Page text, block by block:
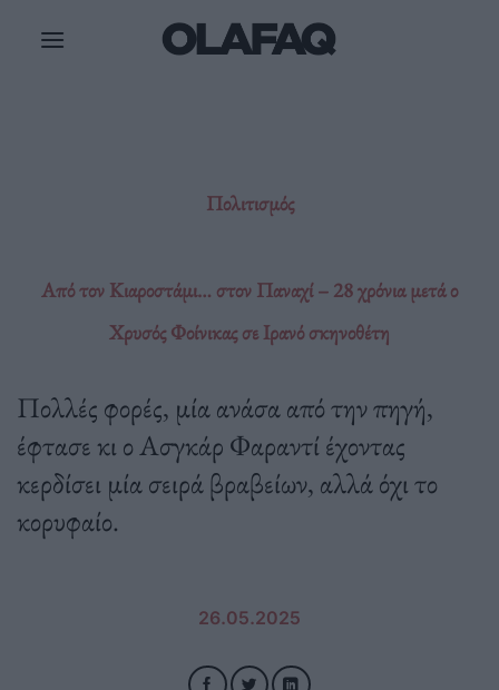
Πολιτισμός
Από τον Κιαροστάμι… στον Παναχί – 28 χρόνια μετά ο
Χρυσός Φοίνικας σε Ιρανό σκηνοθέτη
Πολλές φορές, μία ανάσα από την πηγή,
έφτασε κι ο Ασγκάρ Φαραντί έχοντας
κερδίσει μία σειρά βραβείων, αλλά όχι το
κορυφαίο.
26.05.2025